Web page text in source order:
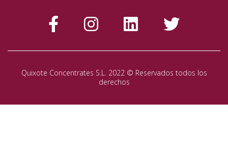
Quixote Concentrates S.L. 2022 © Reservados todos los
derechos